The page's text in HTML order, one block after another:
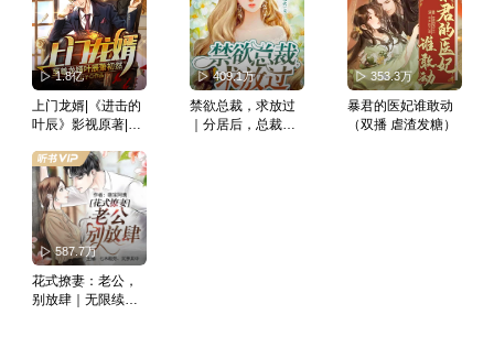
1.8亿
上门龙婿|《进击的
叶辰》影视原著|至
｜赘婿一朝崛起风
起云涌
409.1万
禁欲总裁，求放过
｜分居后，总裁更
353.3万
暴君的医妃谁敢动
（双播 虐渣发糖）
587.7万
花式撩妻：老公，
别放肆｜无限续